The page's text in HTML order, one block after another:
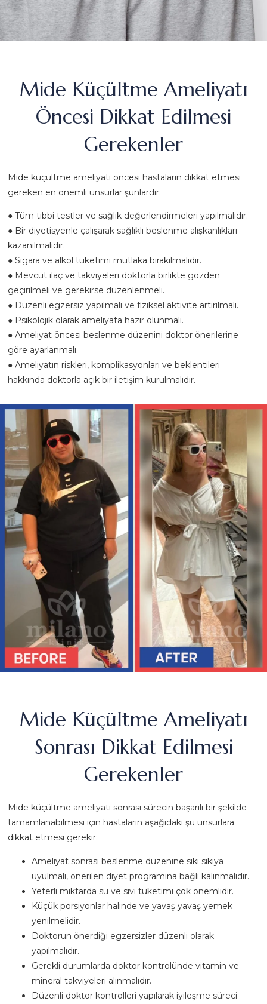
Mide Küçültme Ameliyatı
Öncesi Dikkat Edilmesi
Gerekenler
Mide küçültme ameliyatı öncesi hastaların dikkat etmesi
gereken en önemli unsurlar şunlardır:
● Tüm tıbbi testler ve sağlık değerlendirmeleri yapılmalıdır.
● Bir diyetisyenle çalışarak sağlıklı beslenme alışkanlıkları
kazanılmalıdır.
● Sigara ve alkol tüketimi mutlaka bırakılmalıdır.
● Mevcut ilaç ve takviyeleri doktorla birlikte gözden
geçirilmeli ve gerekirse düzenlenmeli.
● Düzenli egzersiz yapılmalı ve fiziksel aktivite artırılmalı.
● Psikolojik olarak ameliyata hazır olunmalı.
● Ameliyat öncesi beslenme düzenini doktor önerilerine
göre ayarlanmalı.
● Ameliyatın riskleri, komplikasyonları ve beklentileri
hakkında doktorla açık bir iletişim kurulmalıdır.
Mide Küçültme Ameliyatı
Sonrası Dikkat Edilmesi
Gerekenler
Mide küçültme ameliyatı sonrası sürecin başarılı bir şekilde
tamamlanabilmesi için hastaların aşağıdaki şu unsurlara
dikkat etmesi gerekir:
Ameliyat sonrası beslenme düzenine sıkı sıkıya
uyulmalı, önerilen diyet programına bağlı kalınmalıdır.
Yeterli miktarda su ve sıvı tüketimi çok önemlidir.
Küçük porsiyonlar halinde ve yavaş yavaş yemek
yenilmelidir.
Doktorun önerdiği egzersizler düzenli olarak
yapılmalıdır.
Gerekli durumlarda doktor kontrolünde vitamin ve
mineral takviyeleri alınmalıdır.
Düzenli doktor kontrolleri yapılarak iyileşme süreci